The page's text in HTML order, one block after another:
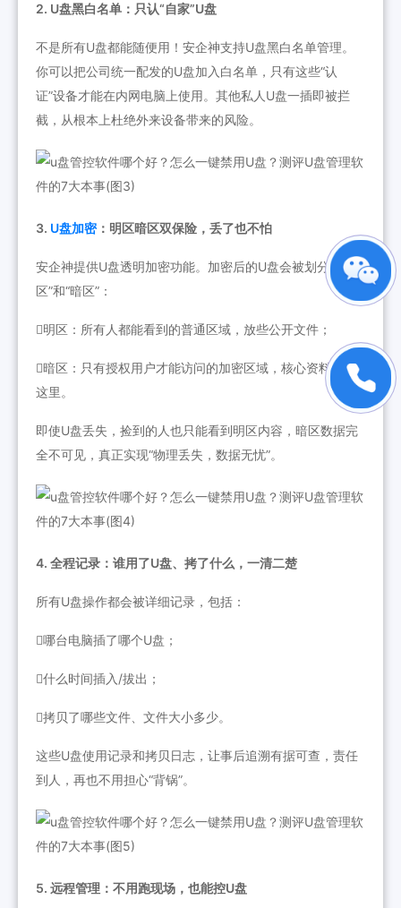
2. U盘黑白名单：只认“自家”U盘
不是所有U盘都能随便用！安企神支持U盘黑白名单管理。
你可以把公司统一配发的U盘加入白名单，只有这些“认
证”设备才能在内网电脑上使用。其他私人U盘一插即被拦
截，从根本上杜绝外来设备带来的风险。
3. U盘加密：明区暗区双保险，丢了也不怕
安企神提供U盘透明加密功能。加密后的U盘会被划分为“明
区”和“暗区”：
明区：所有人都能看到的普通区域，放些公开文件；
暗区：只有授权用户才能访问的加密区域，核心资料全放
这里。
即使U盘丢失，捡到的人也只能看到明区内容，暗区数据完
全不可见，真正实现“物理丢失，数据无忧”。
4. 全程记录：谁用了U盘、拷了什么，一清二楚
所有U盘操作都会被详细记录，包括：
哪台电脑插了哪个U盘；
什么时间插入/拔出；
拷贝了哪些文件、文件大小多少。
这些U盘使用记录和拷贝日志，让事后追溯有据可查，责任
到人，再也不用担心“背锅”。
5. 远程管理：不用跑现场，也能控U盘